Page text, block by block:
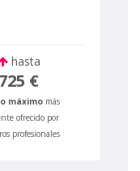
hasta
725 €
máximo más
ofrecido por
profesionales